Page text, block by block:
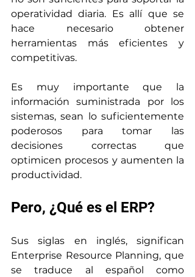
operatividad diaria. Es allí que se
hace necesario obtener
herramientas más eficientes y
competitivas.
Es muy importante que la
información suministrada por los
sistemas, sean lo suficientemente
poderosos para tomar las
decisiones correctas que
optimicen procesos y aumenten la
productividad.
Pero, ¿Qué es el ERP?
Sus siglas en inglés, significan
Enterprise Resource Planning, que
se traduce al español como